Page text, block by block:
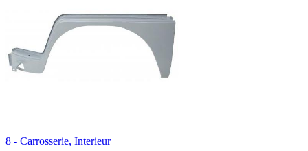
8 - Carrosserie, Interieur